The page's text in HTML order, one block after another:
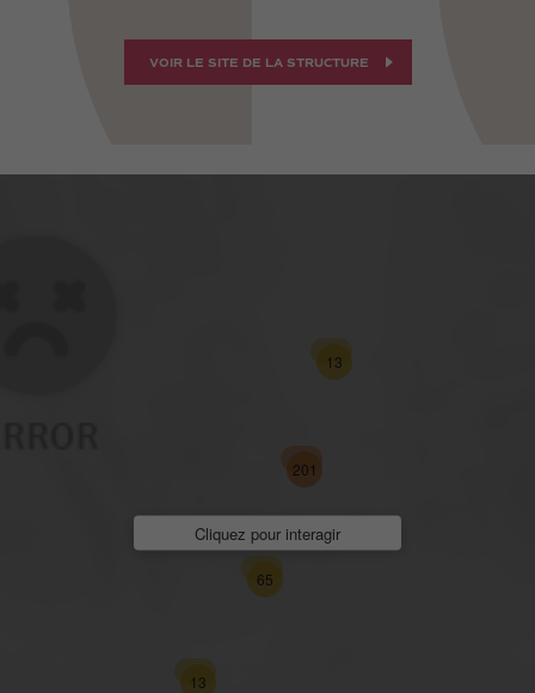
VOIR LE SITE DE LA STRUCTURE
13
13
65
201
Cliquez pour interagir